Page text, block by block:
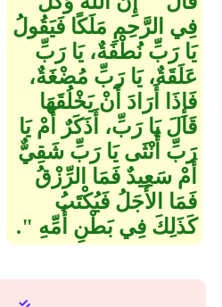
فِي الرَّحِمِ مَلَكًا فَيَقُولُ
يَا رَبِّ نُطْفَةٌ، يَا رَبِّ
عَلَقَةٌ، يَا رَبِّ مُضْغَةٌ،
فَإِذَا أَرَادَ أَنْ يَخْلُقَهَا
قَالَ يَا رَبِّ، أَذَكَرٌ أَمْ يَا
رَبِّ أُنْثَى يَا رَبِّ شَقِيٌّ
أَمْ سَعِيدٌ فَمَا الرِّزْقُ
فَمَا الأَجَلُ فَيُكْتَبُ
كَذَلِكَ فِي بَطْنِ أُمِّهِ ‏"‏‏.‏